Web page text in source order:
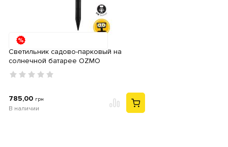
Светильник садово-парковый на
солнечной батарее OZMO
785,00 грн
В наличии